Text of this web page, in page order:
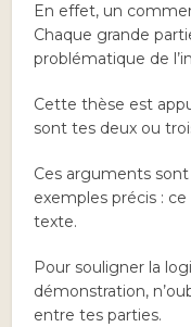
En effet, un
Chaque grande
problématique de
Cette thèse est
sont tes deux ou
Ces arguments
exemples précis :
texte.
Pour souligner la
démonstration,
entre tes parties.